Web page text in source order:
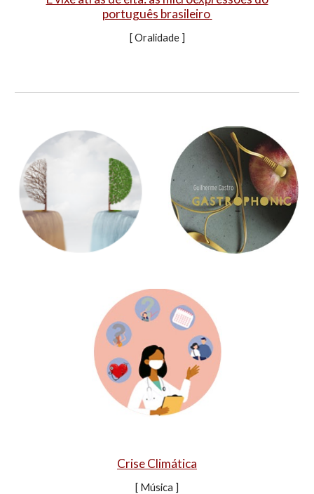
português brasileiro
[Oralidade]
Crise Climática
[ Música ]